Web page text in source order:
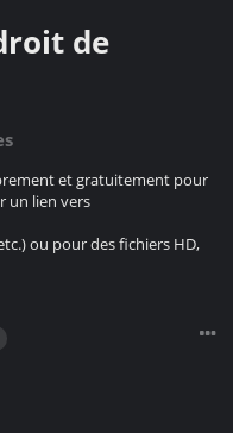
de
et gratuitement pour
un lien vers
ou pour des fichiers HD,